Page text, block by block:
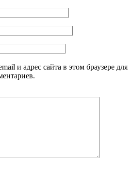
и адрес сайта в этом браузере для